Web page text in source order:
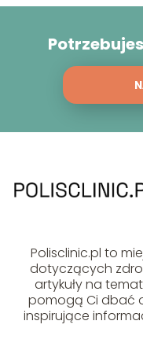
Polisclinic.pl to
dotyczących
artykuły na
pomogą Ci dbać
inspirujące